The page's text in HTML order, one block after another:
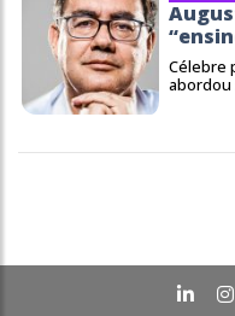
Célebre
abordou